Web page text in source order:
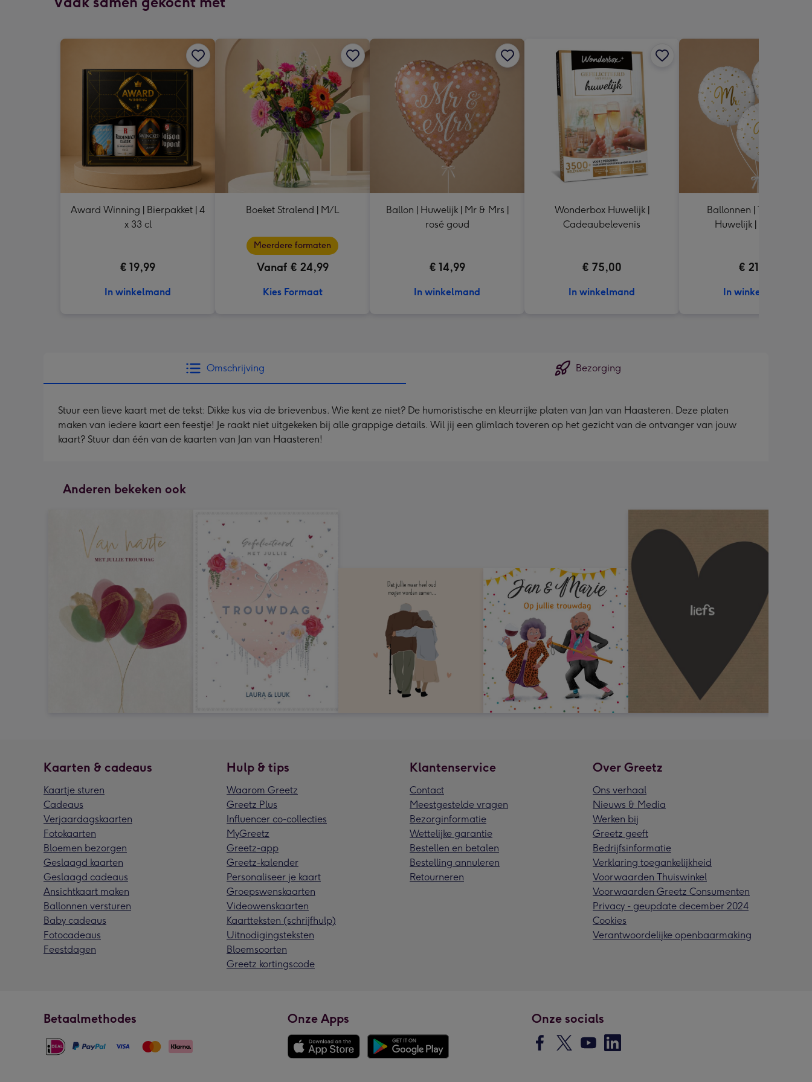
240
mm
Award Winning | Bierpakket | 4
x 33 cl
€ 19,99
In winkelmand
Boeket Stralend | M/L
Meerdere formaten
Vanaf € 24,99
Kies Formaat
Ballon | Huwelijk | Mr & Mrs |
rosé goud
€ 14,99
In winkelmand
Wonderbox Huwelijk |
Cadeaubelevenis
€ 75,00
In winkelmand
Ballonnen | Tros van 3 |
Huwelijk | Mr & Mrs
€ 21,99
In winkelmand
Omschrijving Bezorging
Stuur een lieve kaart met de tekst: Dikke kus via de brievenbus. Wie kent ze niet? De humoristische en kleurrijke platen van Jan van Haasteren. Deze platen
maken van iedere kaart een feestje! Je raakt niet uitgekeken bij alle grappige details. Wil jij een glimlach toveren op het gezicht van de ontvanger van jouw
kaart? Stuur dan één van de kaarten van Jan van Haasteren!
Anderen bekeken ook
Kaarten & cadeaus
Kaartje sturen
Cadeaus
Verjaardagskaarten
Fotokaarten
Bloemen bezorgen
Geslaagd kaarten
Geslaagd cadeaus
Ansichtkaart maken
Ballonnen versturen
Baby cadeaus
Fotocadeaus
Feestdagen
Hulp & tips
Waarom Greetz
Greetz Plus
Influencer co-collecties
MyGreetz
Greetz-app
Greetz-kalender
Personaliseer je kaart
Groepswenskaarten
Videowenskaarten
Kaartteksten (schrijfhulp)
Uitnodigingsteksten
Bloemsoorten
Greetz kortingscode
Klantenservice
Contact
Meestgestelde vragen
Bezorginformatie
Wettelijke garantie
Bestellen en betalen
Bestelling annuleren
Retourneren
Over Greetz
Ons verhaal
Nieuws & Media
Werken bij
Greetz geeft
Bedrijfsinformatie
Verklaring toegankelijkheid
Voorwaarden Thuiswinkel
Voorwaarden Greetz Consumenten
Privacy - geupdate december 2024
Cookies
Verantwoordelijke openbaarmaking
Betaalmethodes Onze Apps Onze socials